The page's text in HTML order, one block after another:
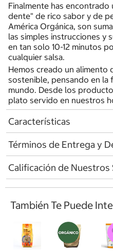
Finalmente has encontrado
dente" de rico sabor y de
América Orgánica, son
las simples instrucciones y
en tan solo 10-12 minutos
cualquier salsa.
Hemos creado un alimento
sostenible, pensando en la
mundo. Desde los
plato servido en nuestros
Características
Términos de Entrega y
Calificación de Nuestros
También Te Puede